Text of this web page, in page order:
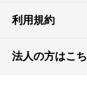
利用規約
法人の方はこ